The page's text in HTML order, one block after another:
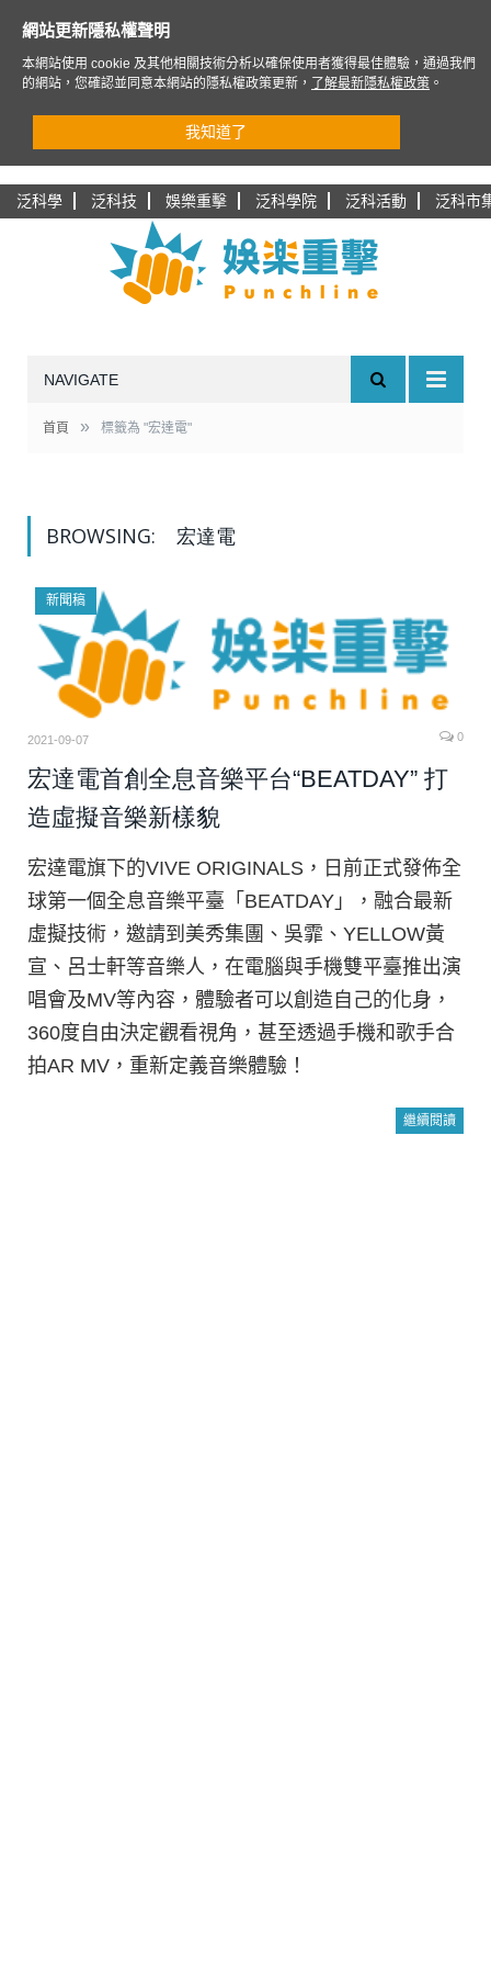
泛科學 泛科技 娛樂重擊 泛科學院 泛科活動 泛科市
NAVIGATE
首頁 » 標籤為 "宏達電"
BROWSING: 宏達電
新聞稿
2021-09-07 0
宏達電首創全息音樂平台“BEATDAY” 打
造虛擬音樂新樣貌
宏達電旗下的VIVE ORIGINALS，日前正式發佈全
球第一個全息音樂平臺「BEATDAY」，融合最新
虛擬技術，邀請到美秀集團、吳霏、YELLOW黃
宣、呂士軒等音樂人，在電腦與手機雙平臺推出演
唱會及MV等內容，體驗者可以創造自己的化身，
360度自由決定觀看視角，甚至透過手機和歌手合
拍AR MV，重新定義音樂體驗！
繼續閱讀
網站更新隱私權聲明
本網站使用 cookie 及其他相關技術分析以確保使用者獲得最佳體驗，通過我們
的網站，您確認並同意本網站的隱私權政策更新，
了解最新隱私權政策 。
我知道了